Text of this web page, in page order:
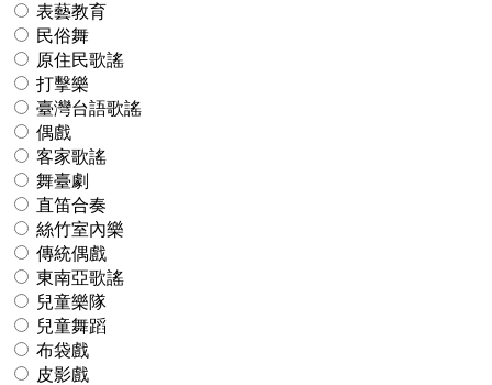
表藝教育
民俗舞
原住民歌謠
打擊樂
臺灣台語歌謠
偶戲
客家歌謠
舞臺劇
直笛合奏
絲竹室內樂
傳統偶戲
東南亞歌謠
兒童樂隊
兒童舞蹈
布袋戲
皮影戲